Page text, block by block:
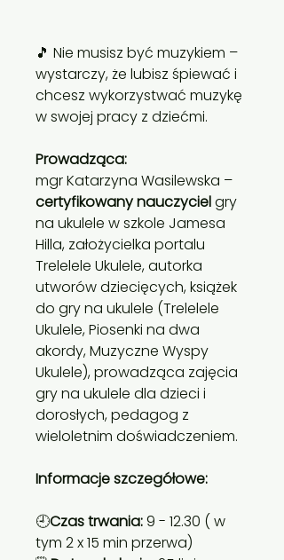
🎵 Nie musisz być muzykiem –
wystarczy, że lubisz śpiewać i
chcesz wykorzystwać muzykę
w swojej pracy z dziećmi.
Prowadząca:
mgr Katarzyna Wasilewska –
certyfikowany nauczycielgry
na ukulele w szkole Jamesa
Hilla, założycielka portalu
Trelelele Ukulele, autorka
utworów dziecięcych, książek
do gry na ukulele (Trelelele
Ukulele, Piosenki na dwa
akordy, Muzyczne Wyspy
Ukulele), prowadząca zajęcia
gry na ukulele dla dzieci i
dorosłych, pedagog z
wieloletnim doświadczeniem.
Informacje szczegółowe:
🕘Czas trwania:9 - 12.30 ( w
tym 2 x 15 min przerwa)